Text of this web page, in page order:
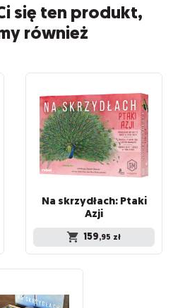
się ten produkt,
również
Na skrzydłach: Ptaki
Azji
159,95 zł